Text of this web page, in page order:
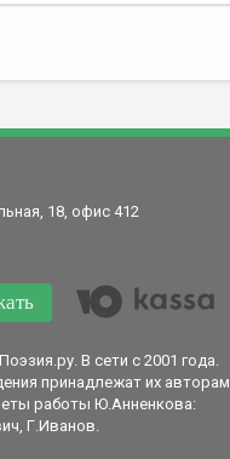
18, офис 412
В сети с 2001 года.
принадлежат их авторам.
работы Ю.Анненкова:
Г.Иванов.